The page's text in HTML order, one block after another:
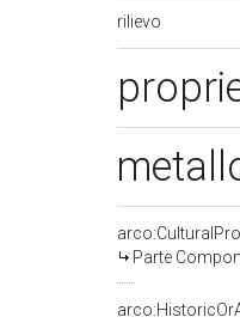
rilievo
Parte